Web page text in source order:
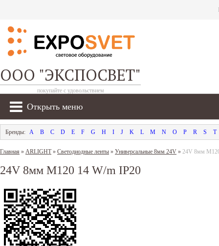
ООО "ЭКСПОСВЕТ"
покупайте с удовольствием
Открыть меню
A B C D E F G H I J K L M N O P R S T
Главная » ARLIGHT» Светодиодные ленты » Универсальные 8мм 24V » 24V 8мм
24V 8мм M120 14 W/m IP20